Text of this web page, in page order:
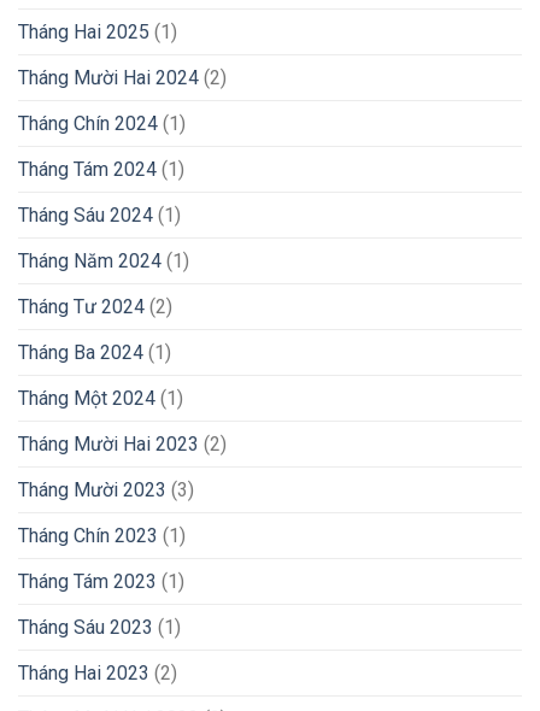
Tháng Hai 2025 (1)
Tháng Mười Hai 2024 (2)
Tháng Chín 2024 (1)
Tháng Tám 2024 (1)
Tháng Sáu 2024 (1)
Tháng Năm 2024 (1)
Tháng Tư 2024 (2)
Tháng Ba 2024 (1)
Tháng Một 2024 (1)
Tháng Mười Hai 2023 (2)
Tháng Mười 2023 (3)
Tháng Chín 2023 (1)
Tháng Tám 2023 (1)
Tháng Sáu 2023 (1)
Tháng Hai 2023 (2)